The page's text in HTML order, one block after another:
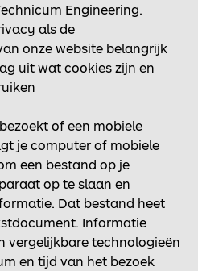
Engineering.
als de
onze website belangrijk
uit wat cookies zijn en
of een mobiele
je computer of mobiele
een bestand op je
op te slaan en
Dat bestand heet
Informatie
vergelijkbare technologieën
en tijd van het bezoek